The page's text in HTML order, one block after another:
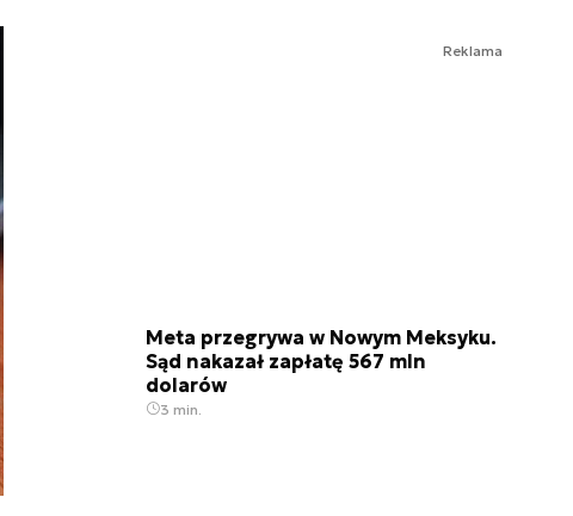
Reklama
Meta przegrywa w Nowym Meksyku.
Sąd nakazał zapłatę 567 mln
dolarów
3 min.